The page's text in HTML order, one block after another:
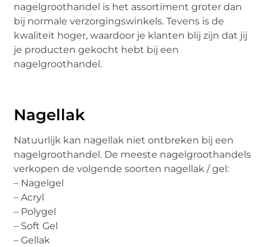
nagelgroothandel is het assortiment groter dan
bij normale verzorgingswinkels. Tevens is de
kwaliteit hoger, waardoor je klanten blij zijn dat jij
je producten gekocht hebt bij een
nagelgroothandel.
Nagellak
Natuurlijk kan nagellak niet ontbreken bij een
nagelgroothandel. De meeste nagelgroothandels
verkopen de volgende soorten nagellak / gel:
– Nagelgel
– Acryl
– Polygel
– Soft Gel
– Gellak